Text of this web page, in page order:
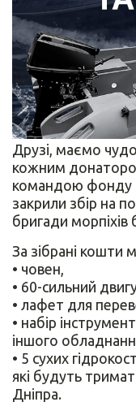
Друзі, маємо
кожним
командою фонду
закрили збір на
бригади
За зібрані кошти
• човен,
• 60-сильний
• лафет для
• набір
іншого
• 5 сухих
які будуть
Дніпра.